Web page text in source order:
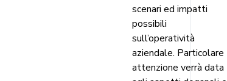
scenari ed impatti
possibili
sull’operatività
aziendale. Particolare
attenzione verrà data